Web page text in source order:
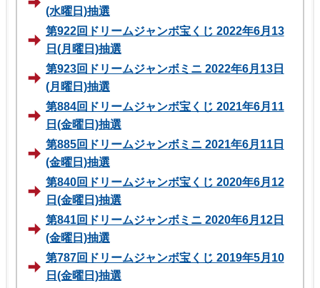
(水曜日)抽選
第922回ドリームジャンボ宝くじ 2022年6月13
日(月曜日)抽選
第923回ドリームジャンボミニ 2022年6月13日
(月曜日)抽選
第884回ドリームジャンボ宝くじ 2021年6月11
日(金曜日)抽選
第885回ドリームジャンボミニ 2021年6月11日
(金曜日)抽選
第840回ドリームジャンボ宝くじ 2020年6月12
日(金曜日)抽選
第841回ドリームジャンボミニ 2020年6月12日
(金曜日)抽選
第787回ドリームジャンボ宝くじ 2019年5月10
日(金曜日)抽選